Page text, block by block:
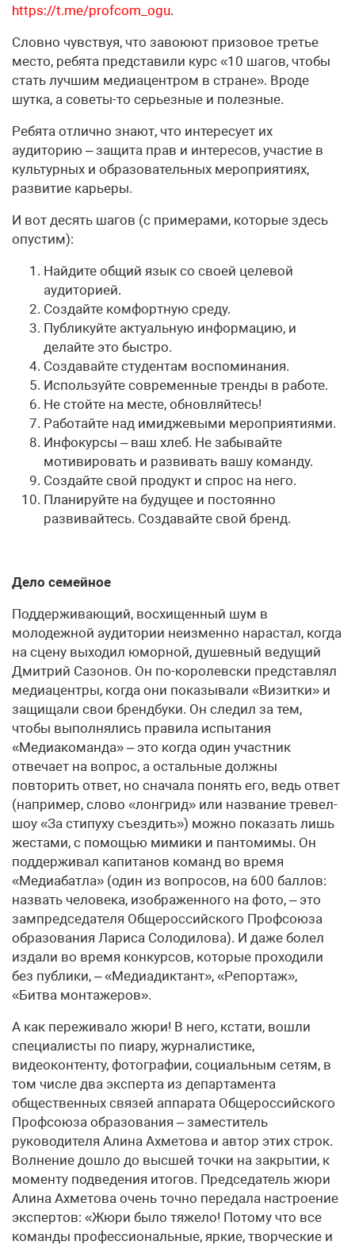
https://t.me/profcom_ogu.
Словно чувствуя, что завоюют призовое третье
место, ребята представили курс «10 шагов, чтобы
стать лучшим медиацентром в стране». Вроде
шутка, а советы-то серьезные и полезные.
Ребята отлично знают, что интересует их
аудиторию – защита прав и интересов, участие в
культурных и образовательных мероприятиях,
развитие карьеры.
И вот десять шагов (с примерами, которые здесь
опустим):
Найдите общий язык со своей целевой
аудиторией.
Создайте комфортную среду.
Публикуйте актуальную информацию, и
делайте это быстро.
Создавайте студентам воспоминания.
Используйте современные тренды в работе.
Не стойте на месте, обновляйтесь!
Работайте над имиджевыми мероприятиями.
Инфокурсы – ваш хлеб. Не забывайте
мотивировать и развивать вашу команду.
Создайте свой продукт и спрос на него.
Планируйте на будущее и постоянно
развивайтесь. Создавайте свой бренд.
Дело семейное
Поддерживающий, восхищенный шум в
молодежной аудитории неизменно нарастал, когда
на сцену выходил юморной, душевный ведущий
Дмитрий Сазонов. Он по-королевски представлял
медиацентры, когда они показывали «Визитки» и
защищали свои брендбуки. Он следил за тем,
чтобы выполнялись правила испытания
«Медиакоманда» – это когда один участник
отвечает на вопрос, а остальные должны
повторить ответ, но сначала понять его, ведь ответ
(например, слово «лонгрид» или название тревел-
шоу «За стипуху съездить») можно показать лишь
жестами, с помощью мимики и пантомимы. Он
поддерживал капитанов команд во время
«Медиабатла» (один из вопросов, на 600 баллов:
назвать человека, изображенного на фото, – это
зампредседателя Общероссийского Профсоюза
образования Лариса Солодилова). И даже болел
издали во время конкурсов, которые проходили
без публики, – «Медиадиктант», «Репортаж»,
«Битва монтажеров».
А как переживало жюри! В него, кстати, вошли
специалисты по пиару, журналистике,
видеоконтенту, фотографии, социальным сетям, в
том числе два эксперта из департамента
общественных связей аппарата Общероссийского
Профсоюза образования – заместитель
руководителя Алина Ахметова и автор этих строк.
Волнение дошло до высшей точки на закрытии, к
моменту подведения итогов. Председатель жюри
Алина Ахметова очень точно передала настроение
экспертов: «Жюри было тяжело! Потому что все
команды профессиональные, яркие, творческие и